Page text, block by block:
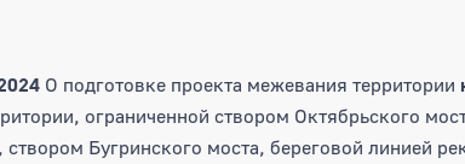
О подготовке проекта межевания территории
ограниченной створом Октябрьского
Бугринского моста, береговой линией